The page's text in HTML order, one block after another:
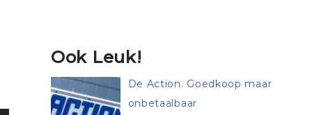
Ook Leuk!
De Action. Goedkoop maar
onbetaalbaar